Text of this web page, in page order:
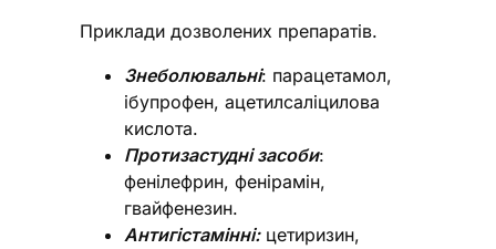
Приклади дозволених препаратів.
Знеболювальні: парацетамол,
ібупрофен, ацетилсаліцилова
кислота.
Протизастудні засоби:
фенілефрин, фенірамін,
гвайфенезин.
Антигістамінні:цетиризин,